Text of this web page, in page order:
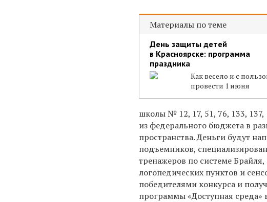
Материалы по теме
День защиты детей
в Красноярске: программа
праздника
Как весело и с
провести 1 июня
школы № 12, 17, 51, 76, 133,
из федерального бюджета в
пространства. Деньги будут
подъемников,
тренажеров по системе
логопедических пунктов и
победителями конкурса и
программы «Доступная среда»